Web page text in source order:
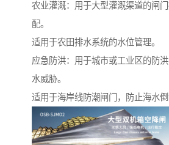
农业灌溉：用于大型灌溉渠道的闸
配。
适用于农田排水系统的水位管理。
应急防洪：用于城市或工业区的防
水威胁。
适用于海岸线防潮闸门，防止海水倒